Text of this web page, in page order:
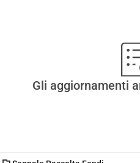
Gli aggiornamenti